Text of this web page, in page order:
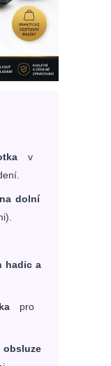
v
dolní
hadic a
pro
obsluze